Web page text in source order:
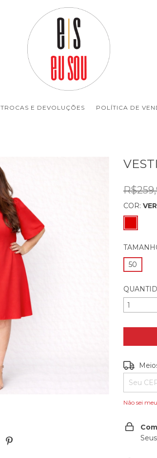
TROCAS E DEVOLUÇÕES POLÍTICA DE
COR:
50
Entregas
Não sei